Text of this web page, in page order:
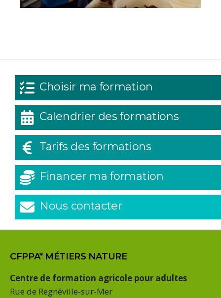
Choisir ma formation
Calendrier des formations
Tarifs des formations
Financer ma formation
Nous contacter
CFPPA* MÉTIERS NATURE
Centre de formation agricole pour adultes
Rue de Regnéville-sur-Mer